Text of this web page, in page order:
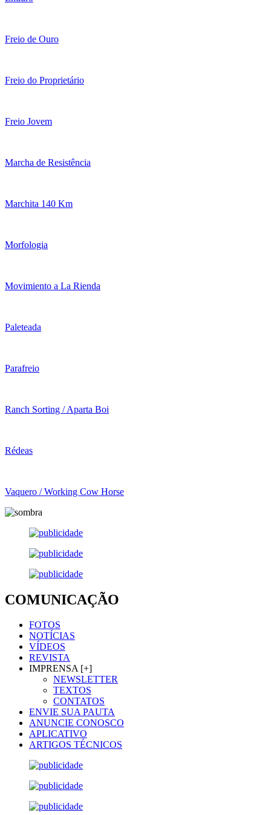
Freio de Ouro
Freio do Proprietário
Freio Jovem
Marcha de Resistência
Marchita 140 Km
Morfologia
Movimiento a La Rienda
Paleteada
Parafreio
Ranch Sorting / Aparta Boi
Rédeas
Vaquero / Working Cow Horse
COMUNICAÇÃO
FOTOS
NOTÍCIAS
VÍDEOS
REVISTA
IMPRENSA [+]
NEWSLETTER
TEXTOS
CONTATOS
ENVIE SUA PAUTA
ANUNCIE CONOSCO
APLICATIVO
ARTIGOS TÉCNICOS